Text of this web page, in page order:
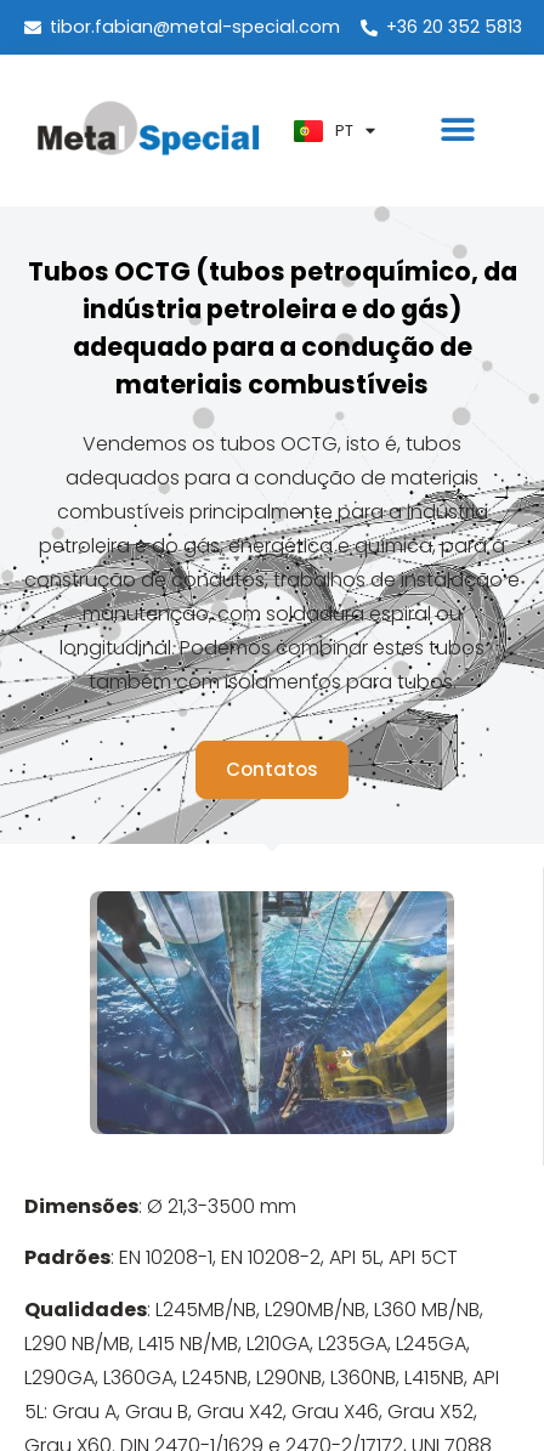
tibor.fabian@metal-special.com +36 20 352 5813
PT
ES
KO
AR
Tubos OCTG (tubos petroquímico, da
indústria petroleira e do gás)
adequado para a condução de
materiais combustíveis
Vendemos os tubos OCTG, isto é, tubos
adequados para a condução de materiais
combustíveis principalmente para a indústria
petroleira e do gás, energética e química, para a
construção de condutos, trabalhos de instalação e
manutenção, com soldadura espiral ou
longitudinal. Podemos combinar estes tubos
também com isolamentos para tubos.
Contatos
Dimensões: Ø 21,3-3500 mm
Padrões: EN 10208-1, EN 10208-2, API 5L, API 5CT
Qualidades: L245MB/NB, L290MB/NB, L360 MB/NB,
L290 NB/MB, L415 NB/MB, L210GA, L235GA, L245GA,
L290GA, L360GA, L245NB, L290NB, L360NB, L415NB, API
5L: Grau A, Grau B, Grau X42, Grau X46, Grau X52,
Grau X60. DIN 2470-1/1629 e 2470-2/17172, UNI 7088